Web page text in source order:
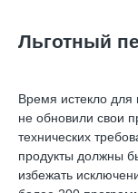
Льготный
Время истекло для
не обновили свои
технических
продукты должны
избежать